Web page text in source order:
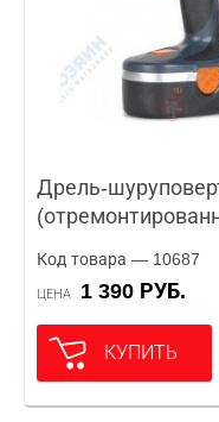
Дрель-
Код товара — 10687
ЦЕНА 1 390 РУБ.
КУПИТЬ